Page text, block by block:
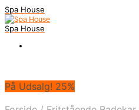
Spa House
Spa House
På Udsalg! 25%